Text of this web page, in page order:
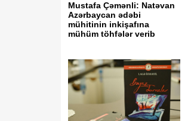
Mustafa Çəmənli: Natəvan
Azərbaycan ədəbi
mühitinin inkişafına
mühüm töhfələr verib